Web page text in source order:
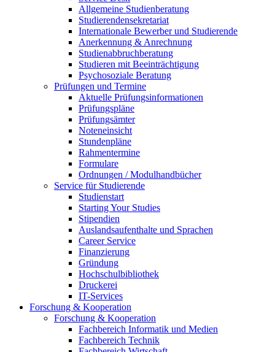
Allgemeine Studienberatung
Studierendensekretariat
Internationale Bewerber und Studierende
Anerkennung & Anrechnung
Studienabbruchberatung
Studieren mit Beeinträchtigung
Psychosoziale Beratung
Prüfungen und Termine
Aktuelle Prüfungsinformationen
Prüfungspläne
Prüfungsämter
Noteneinsicht
Stundenpläne
Rahmentermine
Formulare
Ordnungen / Modulhandbücher
Service für Studierende
Studienstart
Starting Your Studies
Stipendien
Auslandsaufenthalte und Sprachen
Career Service
Finanzierung
Gründung
Hochschulbibliothek
Druckerei
IT-Services
Forschung & Kooperation
Forschung & Kooperation
Fachbereich Informatik und Medien
Fachbereich Technik